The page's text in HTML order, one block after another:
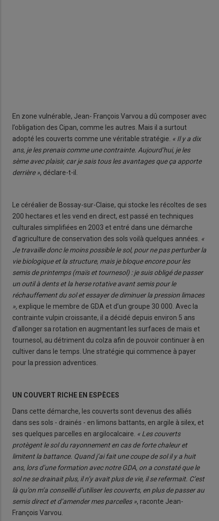
En zone vulnérable, Jean- François Varvou a dû composer avec
l’obligation des Cipan, comme les autres. Mais il a surtout
adopté les couverts comme une véritable stratégie. « Il y a dix
ans, je les prenais comme une contrainte. Aujourd’hui, je les
sème avec plaisir, car je sais tous les avantages que ça apporte
derrière », déclare-t-il.
Le céréalier de Bossay-sur-Claise, qui stocke les récoltes de ses
200 hectares et les vend en direct, est passé en techniques
culturales simplifiées en 2003 et entré dans une démarche
d’agriculture de conservation des sols voilà quelques années. «
Je travaille donc le moins possible le sol, pour ne pas perturber la
vie biologique et la structure, mais je bloque encore pour les
semis de printemps (maïs et tournesol) : je suis obligé de passer
un outil à dents et la herse rotative avant semis pour le
réchauffement du sol et essayer de diminuer la pression limaces
», explique le membre de GDA et d’un groupe 30 000. Avec la
contrainte vulpin croissante, il a décidé depuis environ 5 ans
d’allonger sa rotation en augmentant les surfaces de maïs et
tournesol, au détriment du colza afin de pouvoir continuer à en
cultiver dans le temps. Une stratégie qui commence à payer
pour la pression adventices.
UN COUVERT RICHE EN ESPÈCES
Dans cette démarche, les couverts sont devenus des alliés
dans ses sols - drainés - en limons battants, en argile à silex, et
ses quelques parcelles en argilocalcaire. « Les couverts
protègent le sol du rayonnement en cas de forte chaleur et
limitent la battance. Quand j’ai fait une coupe de sol il y a huit
ans, lors d’une formation avec notre GDA, on a constaté que le
sol ne se drainait plus, il n’y avait plus de vie, il se refermait. C’est
là qu’on m’a conseillé d’utiliser les couverts, en plus de passer au
semis direct et d’amender mes parcelles », raconte Jean-
François Varvou.